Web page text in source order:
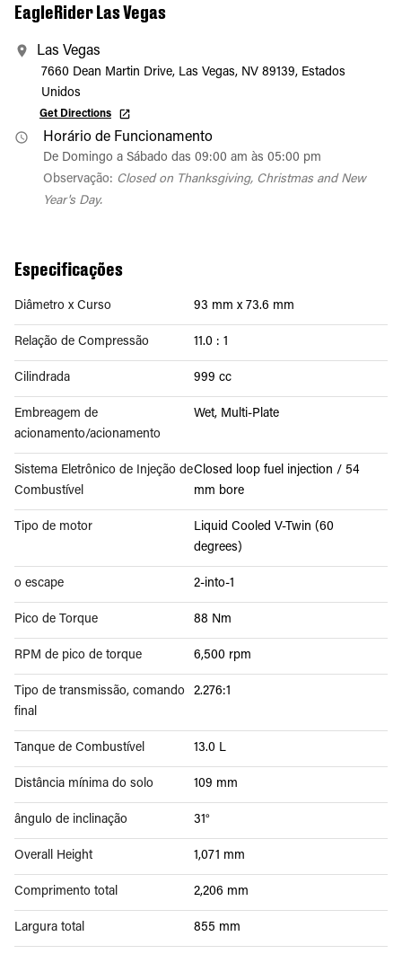
EagleRider Las Vegas
Las Vegas
7660 Dean Martin Drive, Las Vegas, NV 89139, Estados
Unidos
Get Directions
Horário de Funcionamento
De Domingo a Sábado das 09:00 am às 05:00 pm
Observação: Closed on Thanksgiving, Christmas and New
Year's Day.
Especificações
Diâmetro x Curso 93 mm x 73.6 mm
Relação de Compressão 11.0 : 1
Cilindrada 999 cc
Embreagem de
acionamento/acionamento
Wet, Multi-Plate
Sistema Eletrônico de Injeção de
Combustível
Closed loop fuel injection / 54
mm bore
Tipo de motor
Liquid Cooled V-Twin (60
degrees)
o escape 2-into-1
Pico de Torque 88 Nm
RPM de pico de torque 6,500 rpm
Tipo de transmissão, comando
final
2.276:1
Tanque de Combustível 13.0 L
Distância mínima do solo 109 mm
ângulo de inclinação 31°
Overall Height 1,071 mm
Comprimento total 2,206 mm
Largura total 855 mm